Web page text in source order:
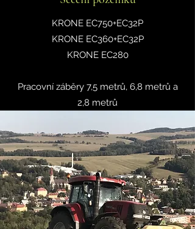
KRONE EC750+EC32P
KRONE EC360+EC32P
KRONE EC280
Pracovní záběry 7,5 metrů, 6,8 metrů a
2,8 metrů